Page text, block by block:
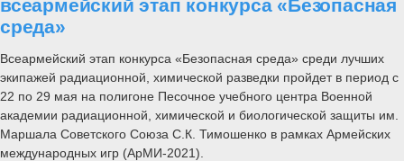
всеармейский этап конкурса «Безопасная
среда»
Всеармейский этап конкурса «Безопасная среда» среди лучших
экипажей радиационной, химической разведки пройдет в период с
22 по 29 мая на полигоне Песочное учебного центра Военной
академии радиационной, химической и биологической защиты им.
Маршала Советского Союза С.К. Тимошенко в рамках Армейских
международных игр (АрМИ-2021).